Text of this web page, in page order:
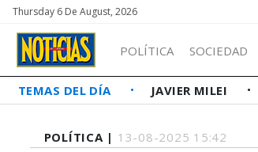
Thursday 6 De August, 2026
POLÍTICA SOCIEDAD
TEMAS DEL DÍA JAVIER MILEI
POLÍTICA | 13-08-2025 15:42